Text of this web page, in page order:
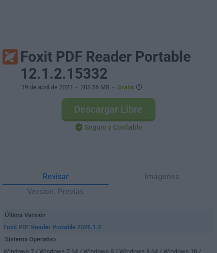
Foxit PDF Reader Portable
12.1.2.15332
19 de abril de 2023 - 203.56 MB - Gratis
Descargar Libre
Seguro y Confiable
Revisar
Imágenes
Version. Previas
Última Versión
Foxit PDF Reader Portable 2026.1.2
Sistema Operativo
Windows 7 / Windows 7 64 / Windows 8 / Windows 8 64 / Windows 10 /